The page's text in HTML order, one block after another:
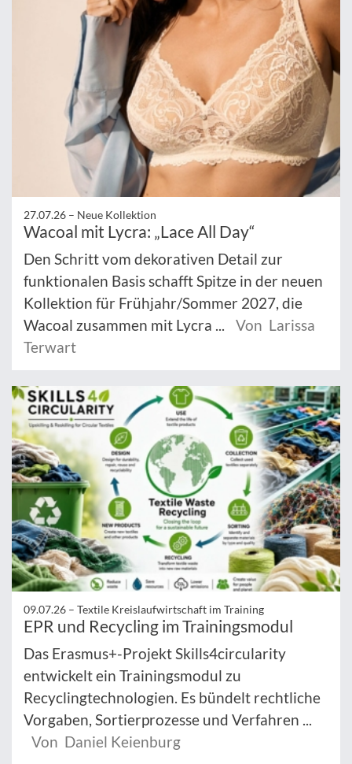
27.07.26 – Neue Kollektion
Wacoal mit Lycra: „Lace All Day“
Den Schritt vom dekorativen Detail zur
funktionalen Basis schafft Spitze in der neuen
Kollektion für Frühjahr/Sommer 2027, die
Wacoal zusammen mit Lycra ...
Von Larissa
Terwart
09.07.26 – Textile Kreislaufwirtschaft im Training
EPR und Recycling im Trainingsmodul
Das Erasmus+-Projekt Skills4circularity
entwickelt ein Trainingsmodul zu
Recyclingtechnologien. Es bündelt rechtliche
Vorgaben, Sortierprozesse und Verfahren ...
Von Daniel Keienburg